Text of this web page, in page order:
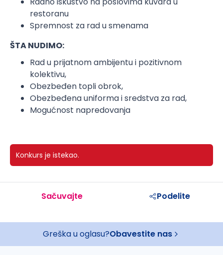
restoranu
Spremnost za rad u smenama
ŠTA NUDIMO:
Rad u prijatnom ambijentu i pozitivnom
kolektivu,
Obezbeđen topli obrok,
Obezbeđena uniforma i sredstva za rad,
Mogućnost napredovanja
Konkurs je istekao.
Sačuvajte Podelite
Greška u oglasu?Obavestite nas